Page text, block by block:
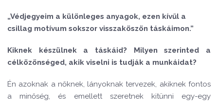
„Védjegyeim a különleges anyagok, ezen kívűl a
csillag motívum sokszor visszaköszön táskáimon.”
Kiknek készülnek a táskáid? Milyen szerinted a
célközönséged, akik viselni is tudják a munkáidat?
Én azoknak a nőknek, lányoknak tervezek, akiknek fontos
a minőség, és emellett szeretnek kitünni egy-egy